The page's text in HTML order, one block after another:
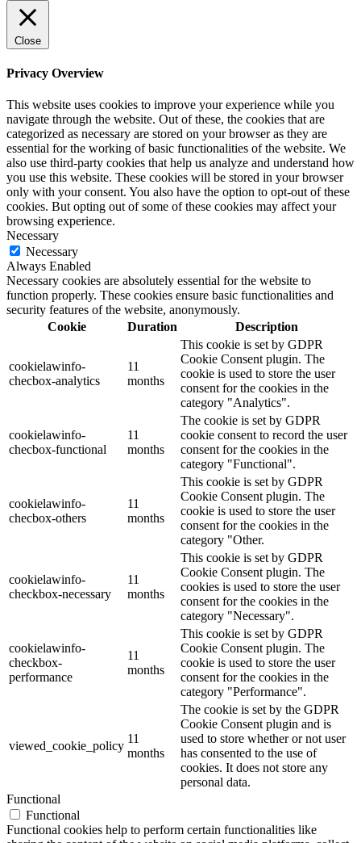
Close
Privacy Overview
This website uses cookies to improve your experience while you
navigate through the website. Out of these, the cookies that are
categorized as necessary are stored on your browser as they are
essential for the working of basic functionalities of the website. We
also use third-party cookies that help us analyze and understand how
you use this website. These cookies will be stored in your browser
only with your consent. You also have the option to opt-out of these
cookies. But opting out of some of these cookies may affect your
browsing experience.
Necessary
Necessary
Always Enabled
Necessary cookies are absolutely essential for the website to
function properly. These cookies ensure basic functionalities and
security features of the website, anonymously.
Cookie
Duration Description
cookielawinfo-
checbox-analytics
11
months
This cookie is set by GDPR
Cookie Consent plugin. The
cookie is used to store the user
consent for the cookies in the
category "Analytics".
cookielawinfo-
checbox-functional
11
months
The cookie is set by GDPR
cookie consent to record the user
consent for the cookies in the
category "Functional".
cookielawinfo-
checbox-others
11
months
This cookie is set by GDPR
Cookie Consent plugin. The
cookie is used to store the user
consent for the cookies in the
category "Other.
cookielawinfo-
checkbox-necessary
11
months
This cookie is set by GDPR
Cookie Consent plugin. The
cookies is used to store the user
consent for the cookies in the
category "Necessary".
cookielawinfo-
checkbox-
performance
11
months
This cookie is set by GDPR
Cookie Consent plugin. The
cookie is used to store the user
consent for the cookies in the
category "Performance".
viewed_cookie_policy
11
months
The cookie is set by the GDPR
Cookie Consent plugin and is
used to store whether or not user
has consented to the use of
cookies. It does not store any
personal data.
Functional
Functional
Functional cookies help to perform certain functionalities like